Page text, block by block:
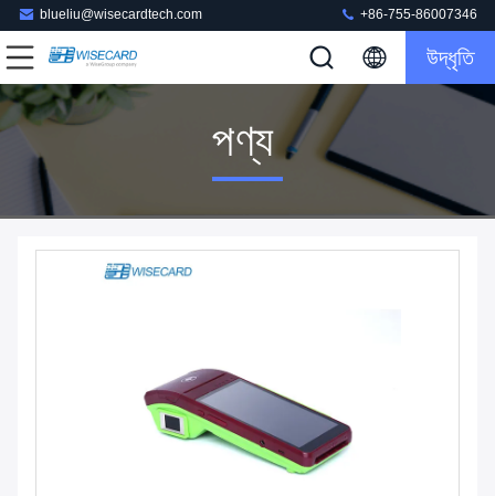
blueliu@wisecardtech.com +86-755-86007346
উদ্ধৃতি
পণ্য